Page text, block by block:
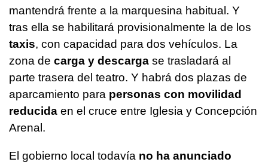
mantendrá frente a la marquesina habitual. Y
tras ella se habilitará provisionalmente la de los
taxis, con capacidad para dos vehículos. La
zona de carga y descarga se trasladará al
parte trasera del teatro. Y habrá dos plazas de
aparcamiento para personas con movilidad
reducida en el cruce entre Iglesia y Concepción
Arenal.
El gobierno local todavía no ha anunciado